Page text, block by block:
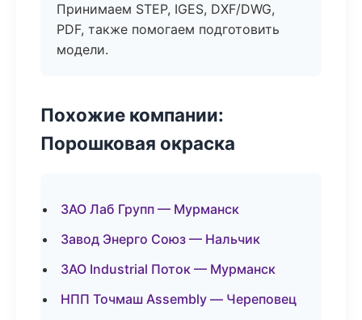
Принимаем STEP, IGES, DXF/DWG,
PDF, также помогаем подготовить
модели.
Похожие компании:
Порошковая окраска
ЗАО Лаб Групп — Мурманск
Завод Энерго Союз — Нальчик
ЗАО Industrial Поток — Мурманск
НПП Точмаш Assembly — Череповец